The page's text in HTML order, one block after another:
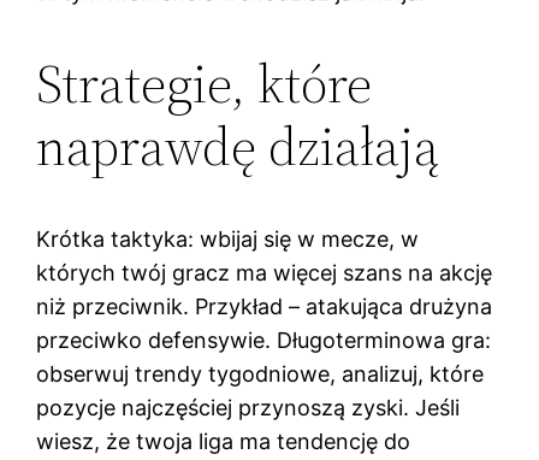
Strategie, które
naprawdę działają
Krótka taktyka: wbijaj się w mecze, w
których twój gracz ma więcej szans na akcję
niż przeciwnik. Przykład – atakująca drużyna
przeciwko defensywie. Długoterminowa gra:
obserwuj trendy tygodniowe, analizuj, które
pozycje najczęściej przynoszą zyski. Jeśli
wiesz, że twoja liga ma tendencję do